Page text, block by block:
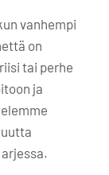
vanhempi
on
tai perhe
ja